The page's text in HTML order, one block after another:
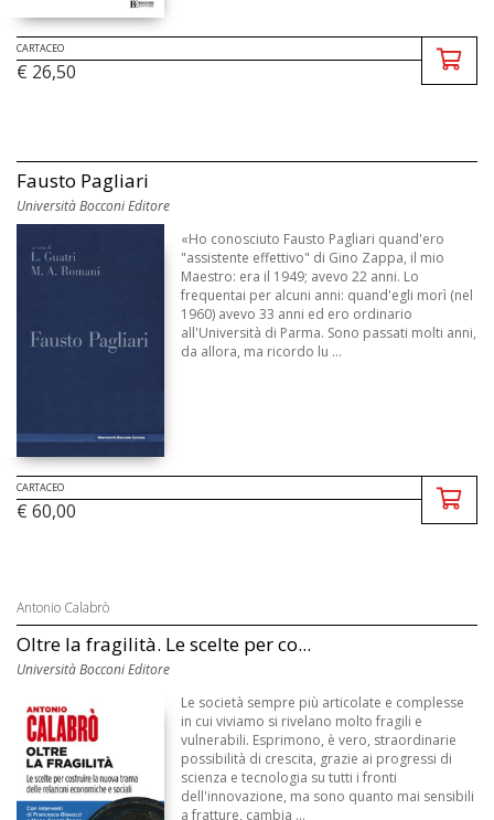
CARTACEO
€ 26,50
Fausto Pagliari
Università Bocconi Editore
«Ho conosciuto Fausto Pagliari quand'ero
"assistente effettivo" di Gino Zappa, il mio
Maestro: era il 1949; avevo 22 anni. Lo
frequentai per alcuni anni: quand'egli morì (nel
1960) avevo 33 anni ed ero ordinario
all'Università di Parma. Sono passati molti anni,
da allora, ma ricordo lu ...
CARTACEO
€ 60,00
Antonio Calabrò
Oltre la fragilità. Le scelte per co...
Università Bocconi Editore
Le società sempre più articolate e complesse
in cui viviamo si rivelano molto fragili e
vulnerabili. Esprimono, è vero, straordinarie
possibilità di crescita, grazie ai progressi di
scienza e tecnologia su tutti i fronti
dell'innovazione, ma sono quanto mai sensibili
a fratture, cambia ...